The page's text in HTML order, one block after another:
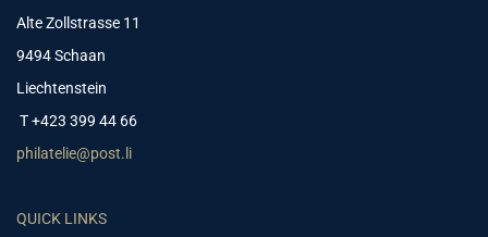
Alte Zollstrasse 11
9494 Schaan
Liechtenstein
T +423 399 44 66
philatelie@post.li
QUICK LINKS